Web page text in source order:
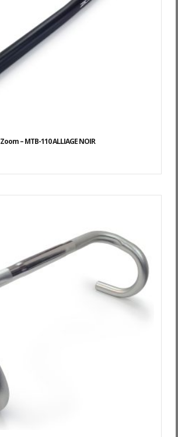
Zoom – MTB-110 ALLIAGE NOIR